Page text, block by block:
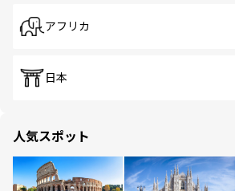
アフリカ
日本
人気スポット